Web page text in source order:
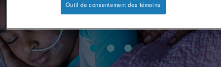
Outil de consentement des témoins